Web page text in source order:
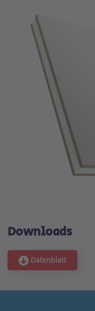
Downloads
Datenblatt